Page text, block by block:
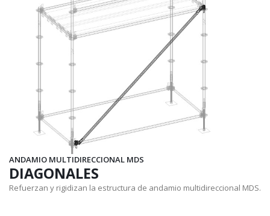
ANDAMIO MULTIDIRECCIONAL MDS
DIAGONALES
Refuerzan y rigidizan la estructura de andamio multidireccional MDS.